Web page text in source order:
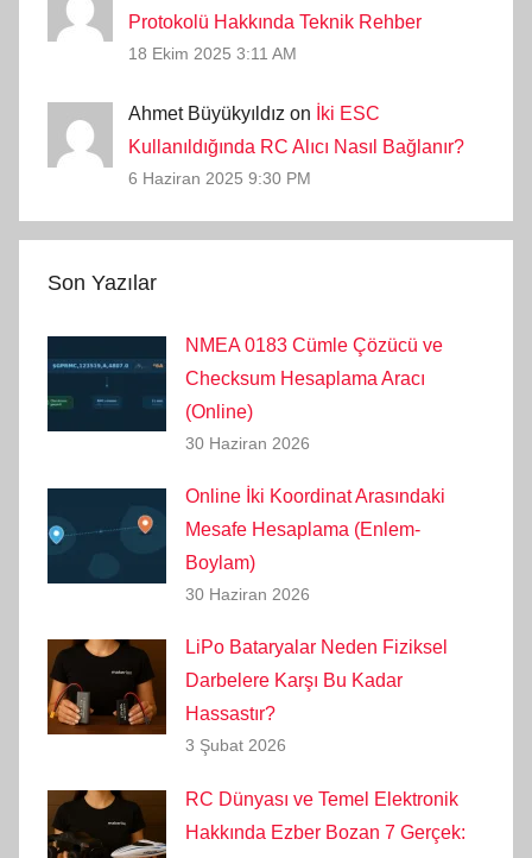
Protokolü Hakkında Teknik Rehber
18 Ekim 2025 3:11 AM
Ahmet Büyükyıldız on
İki ESC
Kullanıldığında RC Alıcı Nasıl Bağlanır?
6 Haziran 2025 9:30 PM
Son Yazılar
NMEA 0183 Cümle Çözücü ve
Checksum Hesaplama Aracı
(Online)
30 Haziran 2026
Online İki Koordinat Arasındaki
Mesafe Hesaplama (Enlem-
Boylam)
30 Haziran 2026
LiPo Bataryalar Neden Fiziksel
Darbelere Karşı Bu Kadar
Hassastır?
3 Şubat 2026
RC Dünyası ve Temel Elektronik
Hakkında Ezber Bozan 7 Gerçek: